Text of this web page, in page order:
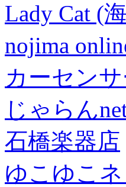
Lady Cat (
nojima
カーセンサ
じゃらん
石橋楽器店
ゆこゆこネ